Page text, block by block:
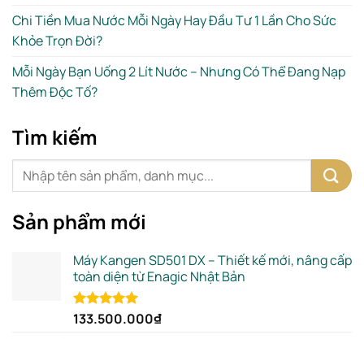
Chi Tiền Mua Nước Mỗi Ngày Hay Đầu Tư 1 Lần Cho Sức
Khỏe Trọn Đời?
Mỗi Ngày Bạn Uống 2 Lít Nước – Nhưng Có Thể Đang Nạp
Thêm Độc Tố?
Tìm kiếm
Sản phẩm mới
Máy Kangen SD501 DX – Thiết kế mới, nâng cấp
toàn diện từ Enagic Nhật Bản
Rated5.00
133.500.000₫